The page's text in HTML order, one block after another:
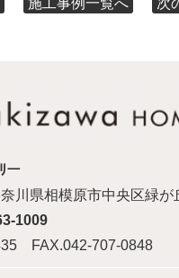
施工事例一覧へ 次
ー
川県相模原市中央区緑が
1009
FAX.042-707-0848